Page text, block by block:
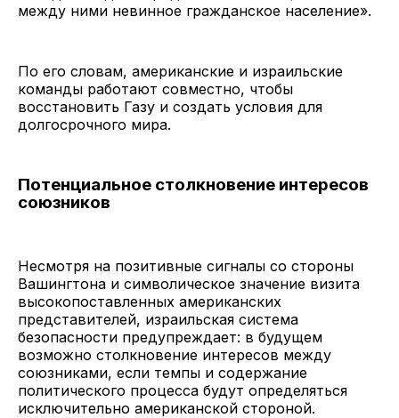
между ними невинное гражданское население».
По его словам, американские и израильские
команды работают совместно, чтобы
восстановить Газу и создать условия для
долгосрочного мира.
Потенциальное столкновение интересов
союзников
Несмотря на позитивные сигналы со стороны
Вашингтона и символическое значение визита
высокопоставленных американских
представителей, израильская система
безопасности предупреждает: в будущем
возможно столкновение интересов между
союзниками, если темпы и содержание
политического процесса будут определяться
исключительно американской стороной.